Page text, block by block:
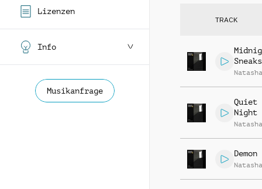
Lizenzen
Info
Musikanfrage
TRACK
Sneaks
Quiet
Night